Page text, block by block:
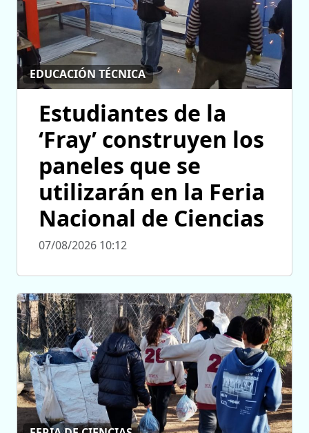
EDUCACIÓN TÉCNICA
Estudiantes de la
‘Fray’ construyen los
paneles que se
utilizarán en la Feria
Nacional de Ciencias
07/08/2026 10:12